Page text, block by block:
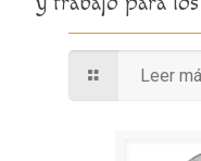
Leer